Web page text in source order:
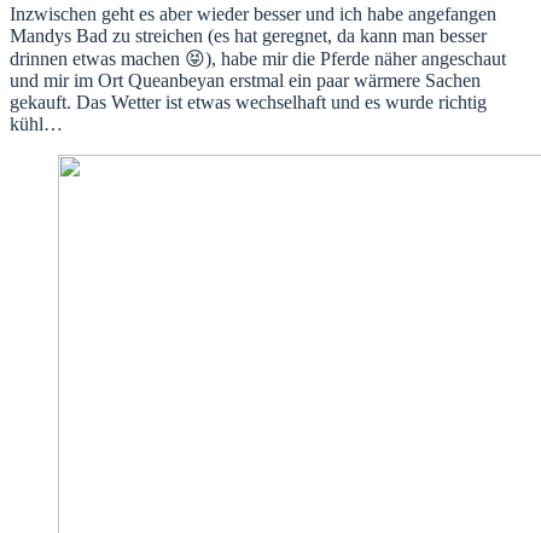
Inzwischen geht es aber wieder besser und ich habe angefangen
Mandys Bad zu streichen (es hat geregnet, da kann man besser
drinnen etwas machen 😝), habe mir die Pferde näher angeschaut
und mir im Ort Queanbeyan erstmal ein paar wärmere Sachen
gekauft. Das Wetter ist etwas wechselhaft und es wurde richtig
kühl…